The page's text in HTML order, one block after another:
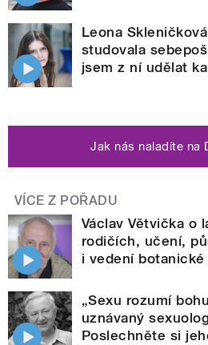
Leona
studovala
jsem z ní udělat
Jak nás naladíte na
VÍCE Z POŘADU
Václav Větvička o
rodičích, učení,
i vedení botanické
„Sexu rozumí
uznávaný
Poslechněte si